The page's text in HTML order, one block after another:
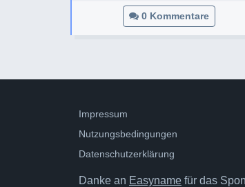
0 Kommentare
Impressum
Nutzungsbedingungen
Datenschutzerklärung
Danke an Easyname für das